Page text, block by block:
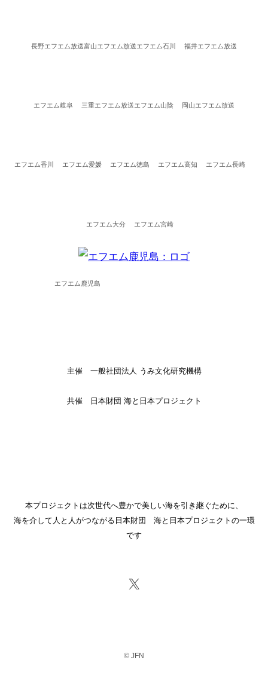
長野エフエム放送富山エフエム放送 エフエム石川 福井エフエム放送
エフエム岐阜 三重エフエム放送 エフエム山陰 岡山エフエム放送
エフエム香川 エフエム愛媛 エフエム徳島 エフエム高知 エフエム長崎
エフエム大分 エフエム宮崎
エフエム鹿児島
主催 一般社団法人 うみ文化研究機構
共催 日本財団 海と日本プロジェクト
本プロジェクトは次世代へ豊かで美しい海を引き継ぐために、
海を介して人と人がつながる日本財団 海と日本プロジェクトの一環
です
公式X
© JFN